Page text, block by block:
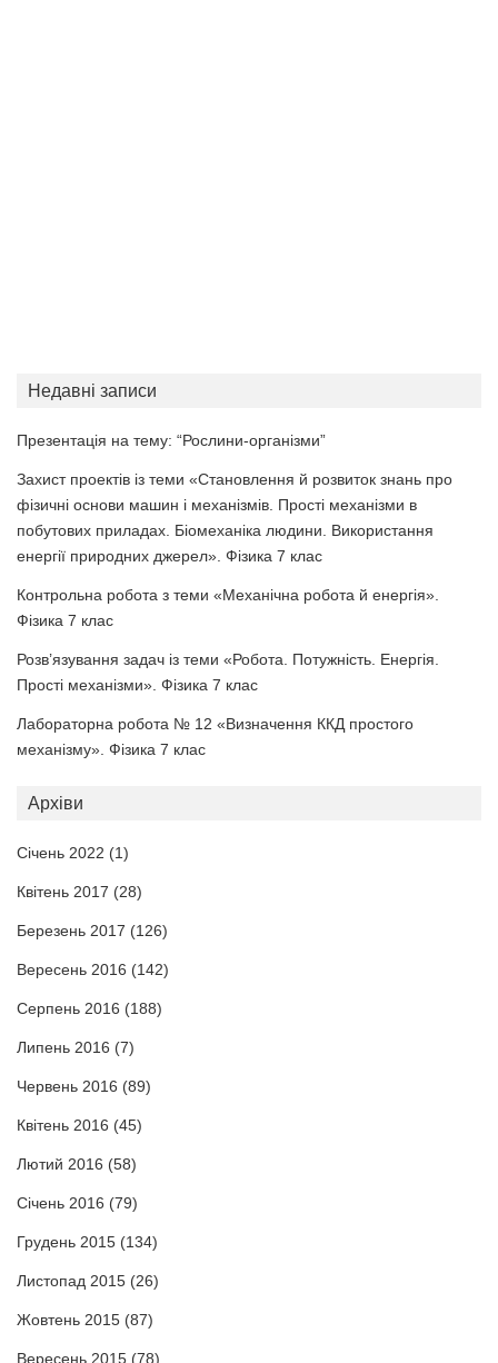
Недавні записи
Презентація на тему: “Рослини-організми”
Захист проектів із теми «Становлення й розвиток знань про
фізичні основи машин і механізмів. Прості механізми в
побутових приладах. Біомеханіка людини. Використання
енергії природних джерел». Фізика 7 клас
Контрольна робота з теми «Механічна робота й енергія».
Фізика 7 клас
Розв’язування задач із теми «Робота. Потужність. Енергія.
Прості механізми». Фізика 7 клас
Лабораторна робота № 12 «Визначення ККД простого
механізму». Фізика 7 клас
Архіви
Січень 2022 (1)
Квітень 2017 (28)
Березень 2017 (126)
Вересень 2016 (142)
Серпень 2016 (188)
Липень 2016 (7)
Червень 2016 (89)
Квітень 2016 (45)
Лютий 2016 (58)
Січень 2016 (79)
Грудень 2015 (134)
Листопад 2015 (26)
Жовтень 2015 (87)
Вересень 2015 (78)